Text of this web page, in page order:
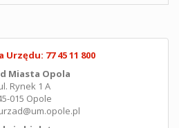
77 45 11 800
Miasta Opola
Rynek 1 A
015 Opole